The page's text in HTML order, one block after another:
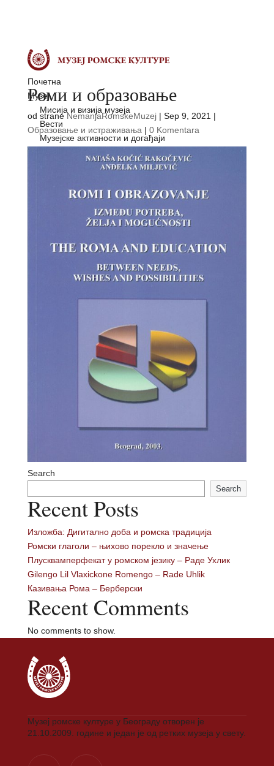
Почетна
Музеј
Мисија и визија музеја
Вести
Музејске активности и догађаји
Learning Hub
Дигитална библиотека
Сеобе Рома
Насељавање Рома у Европи и свету
Роми кроз векове
Почеци самоорганизовања Рома
Први текстови на ромском језику
Материјална култура
Нематеријална култура
Izaberite stranicu
Роми и образовање
od straneNemanjaRomskeMuzej| Sep 9, 2021 |
Образовање и истраживања | 0 Komentara
Search
Search
Recent Posts
Изложба: Дигитално доба и ромска традиција
Ромски глаголи – њихово порекло и значење
Плусквамперфекат у ромском језику – Раде Ухлик
Gilengo Lil Vlaxickone Romengo – Rade Uhlik
Казивања Рома – Берберски
Recent Comments
No comments to show.
Музеј ромске културе у Београду отворен је
21.10.2009. године и један је од ретких музеја у свету.